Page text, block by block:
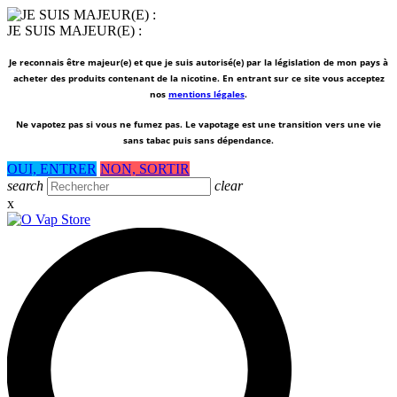
JE SUIS MAJEUR(E) :
Je reconnais être majeur(e) et que je suis autorisé(e) par la législation de mon pays à
acheter des produits contenant de la nicotine. En entrant sur ce site vous acceptez
nos mentions légales.
Ne vapotez pas si vous ne fumez pas. Le vapotage est une transition vers une vie
sans tabac puis sans dépendance.
OUI, ENTRER NON, SORTIR
search
clear
x